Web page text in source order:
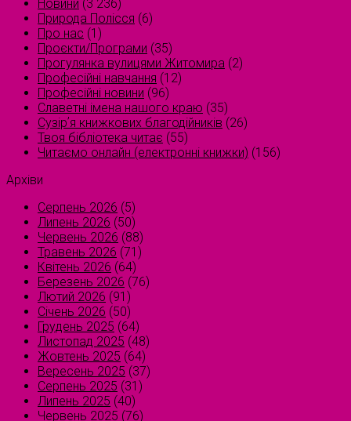
Новини (3 236)
Природа Полісся (6)
Про нас (1)
Проєкти/Програми (35)
Прогулянка вулицями Житомира (2)
Професійні навчання (12)
Професійні новини (96)
Славетні імена нашого краю (35)
Сузірʼя книжкових благодійників (26)
Твоя бібліотека читає (55)
Читаємо онлайн (електронні книжки) (156)
Архіви
Серпень 2026 (5)
Липень 2026 (50)
Червень 2026 (88)
Травень 2026 (71)
Квітень 2026 (64)
Березень 2026 (76)
Лютий 2026 (91)
Січень 2026 (50)
Грудень 2025 (64)
Листопад 2025 (48)
Жовтень 2025 (64)
Вересень 2025 (37)
Серпень 2025 (31)
Липень 2025 (40)
Червень 2025 (76)